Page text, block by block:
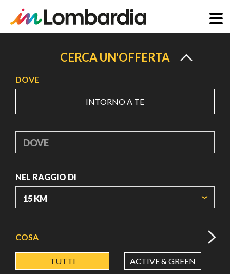
principale
CERCA UN'OFFERTA
DOVE
INTORNO A TE
DOVE
NEL RAGGIO DI
LATITUDINE
COSA
TUTTI ACTIVE & GREEN